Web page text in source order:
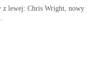
z lewej: Chris Wright, nowy